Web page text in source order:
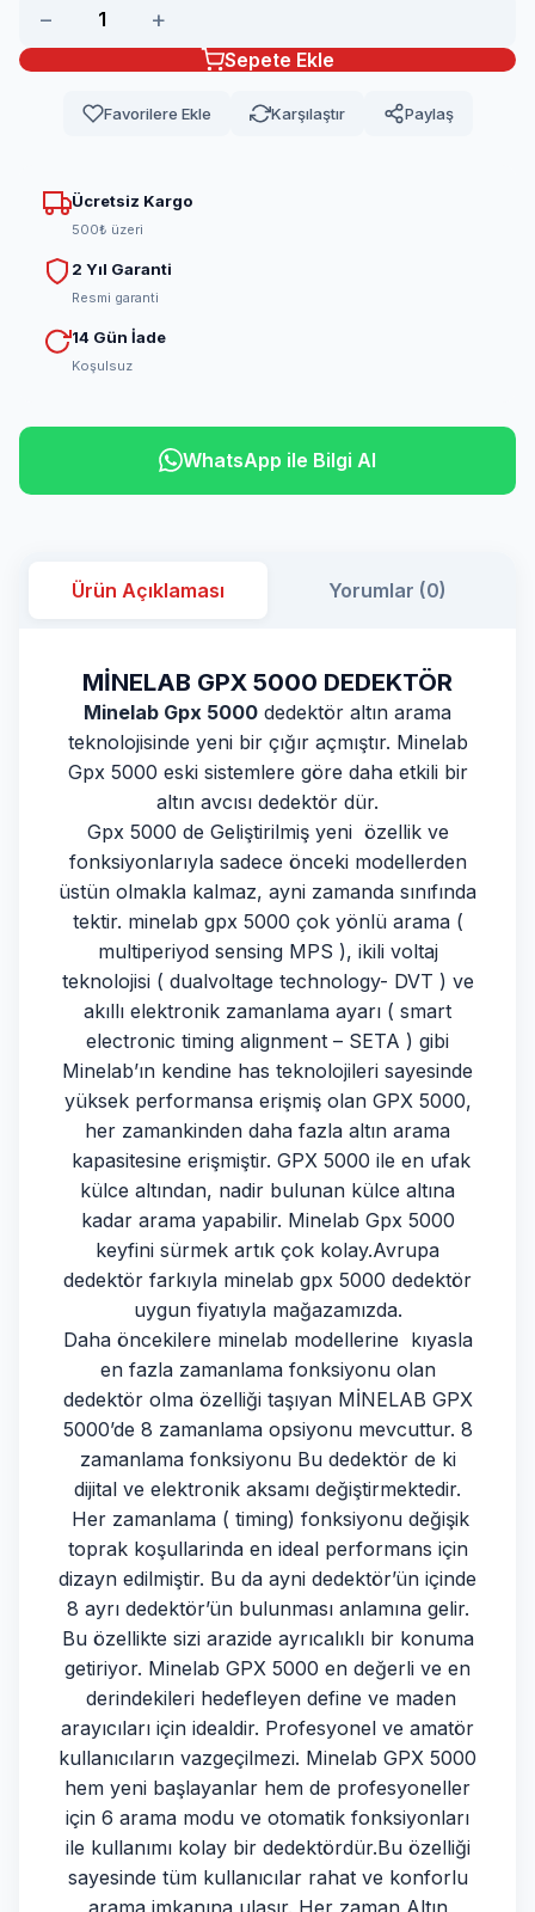
− +
Sepete Ekle
Favorilere Ekle Karşılaştır Paylaş
Ücretsiz Kargo
500₺ üzeri
2 Yıl Garanti
Resmi garanti
14 Gün İade
Koşulsuz
WhatsApp ile Bilgi Al
Ürün Açıklaması Yorumlar (0)
MİNELAB GPX 5000 DEDEKTÖR
Minelab Gpx 5000 dedektör altın arama
teknolojisinde yeni bir çığır açmıştır. Minelab
Gpx 5000 eski sistemlere göre daha etkili bir
altın avcısı dedektör dür.
Gpx 5000 de Geliştirilmiş yeni özellik ve
fonksiyonlarıyla sadece önceki modellerden
üstün olmakla kalmaz, ayni zamanda sınıfında
tektir. minelab gpx 5000 çok yönlü arama (
multiperiyod sensing MPS ), ikili voltaj
teknolojisi ( dualvoltage technology- DVT ) ve
akıllı elektronik zamanlama ayarı ( smart
electronic timing alignment – SETA ) gibi
Minelab’ın kendine has teknolojileri sayesinde
yüksek performansa erişmiş olan GPX 5000,
her zamankinden daha fazla altın arama
kapasitesine erişmiştir. GPX 5000 ile en ufak
külce altından, nadir bulunan külce altına
kadar arama yapabilir. Minelab Gpx 5000
keyfini sürmek artık çok kolay.Avrupa
dedektör farkıyla minelab gpx 5000 dedektör
uygun fiyatıyla mağazamızda.
Daha öncekilere minelab modellerine kıyasla
en fazla zamanlama fonksiyonu olan
dedektör olma özelliği taşıyan MİNELAB GPX
5000’de 8 zamanlama opsiyonu mevcuttur. 8
zamanlama fonksiyonu Bu dedektör de ki
dijital ve elektronik aksamı değiştirmektedir.
Her zamanlama ( timing) fonksiyonu değişik
toprak koşullarinda en ideal performans için
dizayn edilmiştir. Bu da ayni dedektör’ün içinde
8 ayrı dedektör’ün bulunması anlamına gelir.
Bu özellikte sizi arazide ayrıcalıklı bir konuma
getiriyor. Minelab GPX 5000 en değerli ve en
derindekileri hedefleyen define ve maden
arayıcıları için idealdir. Profesyonel ve amatör
kullanıcıların vazgeçilmezi. Minelab GPX 5000
hem yeni başlayanlar hem de profesyoneller
için 6 arama modu ve otomatik fonksiyonları
ile kullanımı kolay bir dedektördür.Bu özelliği
sayesinde tüm kullanıcılar rahat ve konforlu
arama imkanına ulaşır. Her zaman Altın